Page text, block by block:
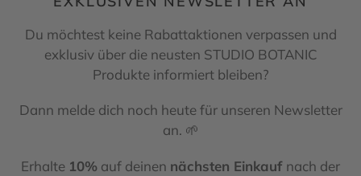
Du möchtest keine Rabattaktionen verpassen und
exklusiv über die neusten STUDIO BOTANIC
Produkte informiert bleiben?
Dann melde dich noch heute für unseren Newsletter
an. 🌱
Erhalte 10% auf deinen nächsten Einkauf nach der